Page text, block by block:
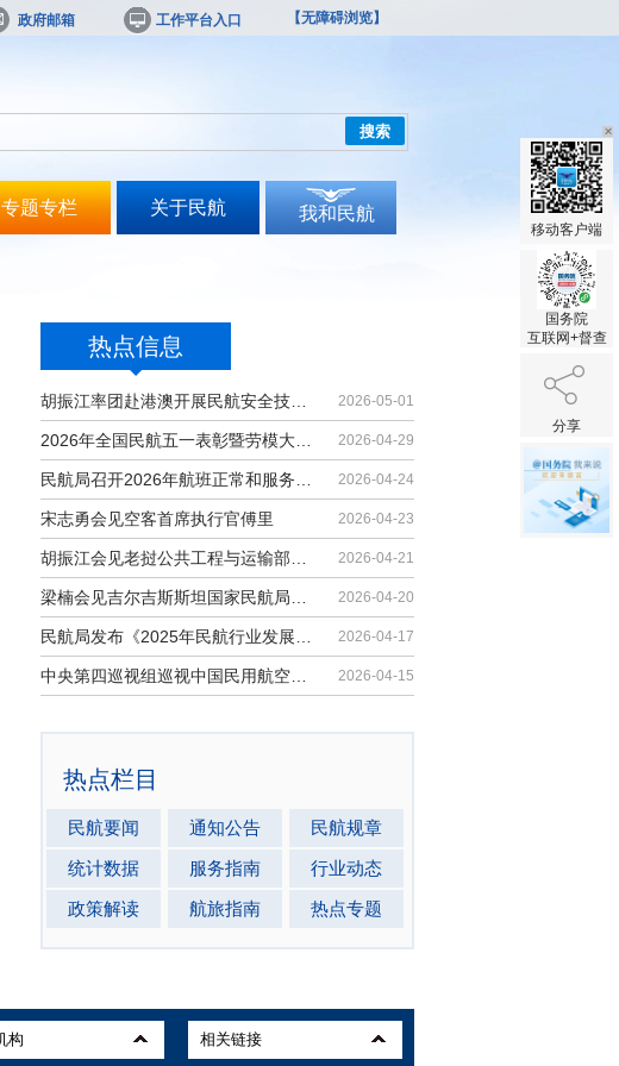
政府邮箱 工作平台入口 【无障碍浏览】
搜索
专题专栏 关于民航 我和民航
热点信息
2026-05-01
2026-04-29
2026-04-24
宋志勇会见空客首席执行官傅里 2026-04-23
2026-04-21
2026-04-20
2026-04-17
2026-04-15
热点栏目
民航要闻 通知公告
民航规章
统计数据
服务指南
行业动态
政策解读
航旅指南 热点专题
移动客户端
国务院
互联网+督查
分享